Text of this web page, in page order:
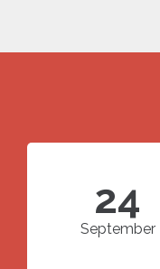
24
September